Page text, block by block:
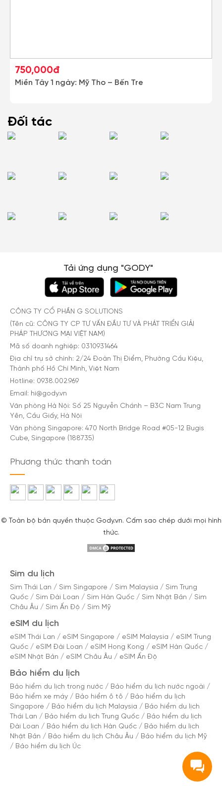
750,000đ
Miền Tây 1 ngày: Mỹ Tho – Bến Tre
Đối tác
Tải ứng dụng "GODY"
CÔNG TY CỔ PHẦN G SOLUTIONS
(Tên cũ: CÔNG TY CP TƯ VẤN ĐẦU TƯ VÀ PHÁT TRIỂN GIẢI
PHÁP THƯƠNG MẠI VIỆT NAM)
Mã số doanh nghiệp: 0310931464
Địa chỉ trụ sở chính: 2/24 Đoàn Thị Điểm, Phường Cầu Kiệu,
Thành phố Hồ Chí Minh, Việt Nam
Hotline: 0938.002.969
Email: hi@gody.vn
Văn phòng Hà Nội: Số 25 Nguyễn Chánh – B3C Nam Trung
Yên, Cầu Giấy, Hà Nội
Văn phòng Singapore: 470 North Bridge Road #05-12 Bugis
Cube, Singapore (188735)
Phương thức thanh toán
© Toàn bộ bản quyền thuộc Gody.vn. Cấm sao chép dưới mọi hình
thức.
Sim du lịch
Sim Thái Lan / Sim Singapore / Sim Malaysia / Sim Trung
Quốc / Sim Đài Loan / Sim Hàn Quốc / Sim Nhật Bản / Sim
Châu Âu / Sim Ấn Độ / Sim Mỹ
eSIM du lịch
eSIM Thái Lan / eSIM Singapore / eSIM Malaysia / eSIM Trung
Quốc / eSIM Đài Loan / eSIM Hong Kong / eSIM Hàn Quốc /
eSIM Nhật Bản / eSIM Châu Âu / eSIM Ấn Độ
Bảo hiểm du lịch
Bảo hiểm du lịch trong nước / Bảo hiểm du lịch nước ngoài /
Bảo hiểm xe máy / Bảo hiểm ô tô / Bảo hiểm du lịch
Singapore / Bảo hiểm du lịch Malaysia / Bảo hiểm du lịch
Thái Lan / Bảo hiểm du lịch Trung Quốc / Bảo hiểm du lịch
Đài Loan / Bảo hiểm du lịch Hàn Quốc / Bảo hiểm du lịch
Nhật Bản / Bảo hiểm du lịch Châu Âu / Bảo hiểm du lịch Mỹ
/ Bảo hiểm du lịch Úc